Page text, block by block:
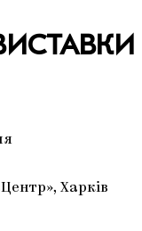
Харків